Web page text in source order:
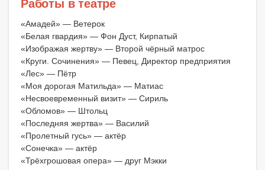
Работы в театре
«Амадей» — Ветерок
«Белая гвардия» — Фон Дуст, Кирпатый
«Изображая жертву» — Второй чёрный матрос
«Круги. Сочинения» — Певец, Директор предприятия
«Лес» — Пётр
«Моя дорогая Матильда» — Матиас
«Несвоевременный визит» — Сириль
«Обломов» — Штольц
«Последняя жертва» — Василий
«Пролетный гусь» — актёр
«Сонечка» — актёр
«Трёхгрошовая опера» — друг Мэкки